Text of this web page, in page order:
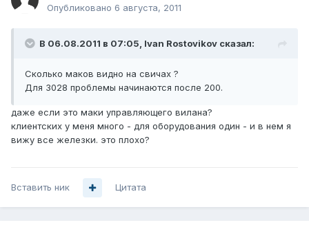
Опубликовано 6 августа, 2011
В 06.08.2011 в 07:05, Ivan Rostovikov сказал:
Сколько маков видно на свичах ?
Для 3028 проблемы начинаются после 200.
даже если это маки управляющего вилана?
клиентских у меня много - для оборудования один - и в нем я
вижу все железки. это плохо?
Вставить ник Цитата